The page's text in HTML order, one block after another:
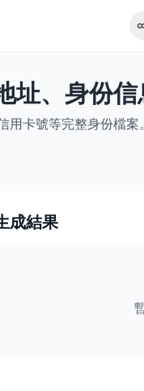
址、身份
卡號等完整身份檔
成結果